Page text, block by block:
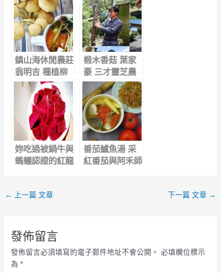
鎮山海休閒農莊
翁明吉 種植柳
松菇,最困難的
事,就是彎下去.
椴木香菇 葉家
豪 三才靈芝農
場 原木栽培 吃
出好滋味
妳吃過被鍋牛與
螞蟻認證的紅龍
番茄鱸魚湯 采
紅番茄與阿禾師
← 上一篇 文章 下一篇 文章 →
發佈留言
發佈留言必須填寫的電子郵件地址不會公開。 必填欄位標示
為*